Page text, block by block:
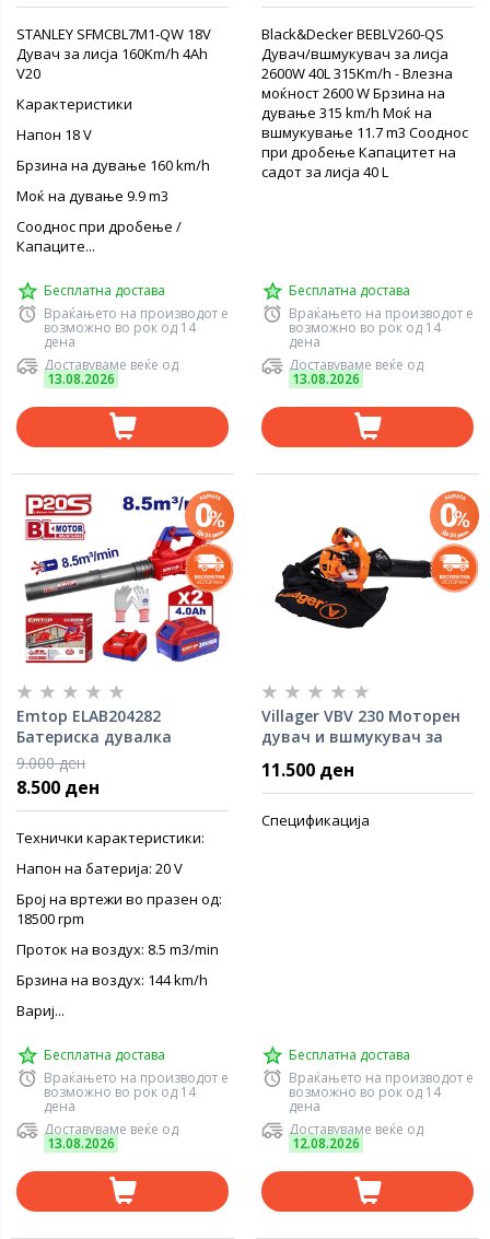
STANLEY SFMCBL7M1-QW 18V
Дувач за лисја 160Km/h 4Ah
V20
Карактеристики
Напон 18 V
Брзина на дување 160 km/h
Моќ на дување 9.9 m3
Сооднос при дробење /
Капаците...
Бесплатна достава
Враќањето на производот е
возможно во рок од 14
дена
Доставуваме веќе од
13.08.2026
Black&Decker BEBLV260-QS
Дувач/вшмукувач за лисја
2600W 40L 315Km/h - Влезна
моќност 2600 W Брзина на
дување 315 km/h Моќ на
вшмукување 11.7 m3 Сооднос
при дробење Капацитет на
садот за лисја 40 L
Бесплатна достава
Враќањето на производот е
возможно во рок од 14
дена
Доставуваме веќе од
13.08.2026
Emtop ELAB204282
Батериска дувалка
9.000 ден
8.500 ден
Технички карактеристики:
Напон на батерија: 20 V
Број на вртежи во празен од:
18500 rpm
Проток на воздух: 8.5 m3/min
Брзина на воздух: 144 km/h
Вариј...
Бесплатна достава
Враќањето на производот е
возможно во рок од 14
дена
Доставуваме веќе од
13.08.2026
Villager VBV 230 Moторен
дувач и вшмукувач за
11.500 ден
Спецификација
Бесплатна достава
Враќањето на производот е
возможно во рок од 14
дена
Доставуваме веќе од
12.08.2026